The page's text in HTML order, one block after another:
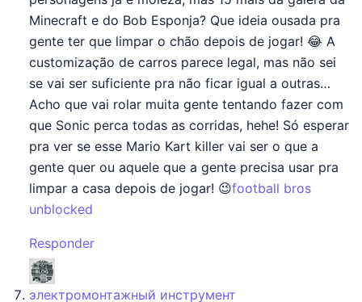
Minecraft e do Bob Esponja? Que ideia ousada pra
gente ter que limpar o chão depois de jogar! 😂 A
customização de carros parece legal, mas não sei
se vai ser suficiente pra não ficar igual a outras…
Acho que vai rolar muita gente tentando fazer com
que Sonic perca todas as corridas, hehe! Só esperar
pra ver se esse Mario Kart killer vai ser o que a
gente quer ou aquele que a gente precisa usar pra
limpar a casa depois de jogar! 😉football bros
unblocked
Responder
электромонтажный инструмент